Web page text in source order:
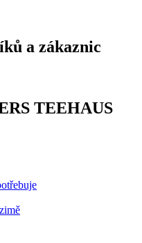
a zákaznic
TEEHAUS